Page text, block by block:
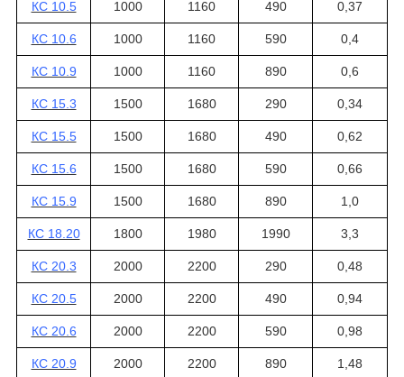
КС 10.5 1000 1160 490 0,37
КС 10.6 1000 1160 590 0,4
КС 10.9 1000 1160 890 0,6
КС 15.3 1500 1680 290 0,34
КС 15.5 1500 1680 490 0,62
КС 15.6 1500 1680 590 0,66
КС 15.9 1500 1680 890 1,0
КС 18.20 1800 1980 1990 3,3
КС 20.3 2000 2200 290 0,48
КС 20.5 2000 2200 490 0,94
КС 20.6 2000 2200 590 0,98
КС 20.9 2000 2200 890 1,48